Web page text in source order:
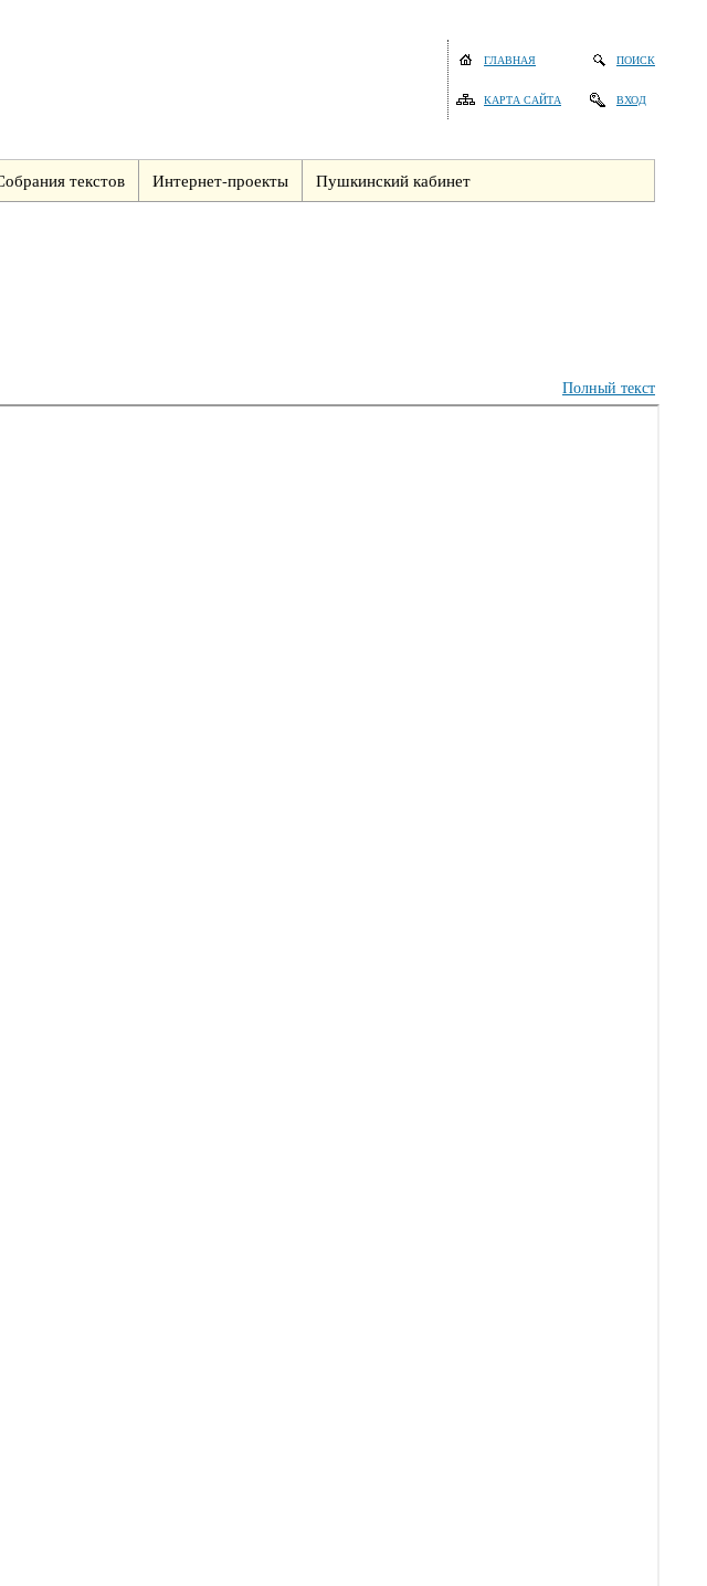
ГЛАВНАЯ
КАРТА САЙТА
ПОИСК
ВХОД
текстов Интернет-проекты Пушкинский кабинет
Полный текст